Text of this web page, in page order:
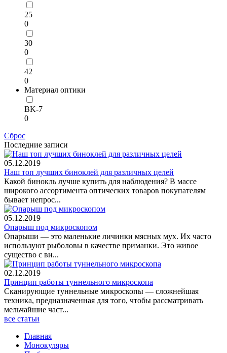
25
0
30
0
42
0
Материал оптики
BK-7
0
Сброс
Последние записи
05.12.2019
Наш топ лучших биноклей для различных целей
Какой бинокль лучше купить для наблюдения? В массе
широкого ассортимента оптических товаров покупателям
бывает непрос...
05.12.2019
Опарыш под микроскопом
Опарыши — это маленькие личинки мясных мух. Их часто
используют рыболовы в качестве приманки. Это живое
существо с ви...
02.12.2019
Принцип работы туннельного микроскопа
Сканирующие туннельные микроскопы — сложнейшая
техника, предназначенная для того, чтобы рассматривать
мельчайшие част...
все статьи
Главная
Монокуляры